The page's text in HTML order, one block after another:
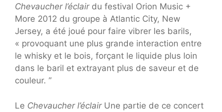
Chevaucher l’éclairdu festival Orion Music +
More 2012 du groupe à Atlantic City, New
Jersey, a été joué pour faire vibrer les barils,
« provoquant une plus grande interaction entre
le whisky et le bois, forçant le liquide plus loin
dans le baril et extrayant plus de saveur et de
couleur. ”
Le Chevaucher l’éclairUne partie de ce concert